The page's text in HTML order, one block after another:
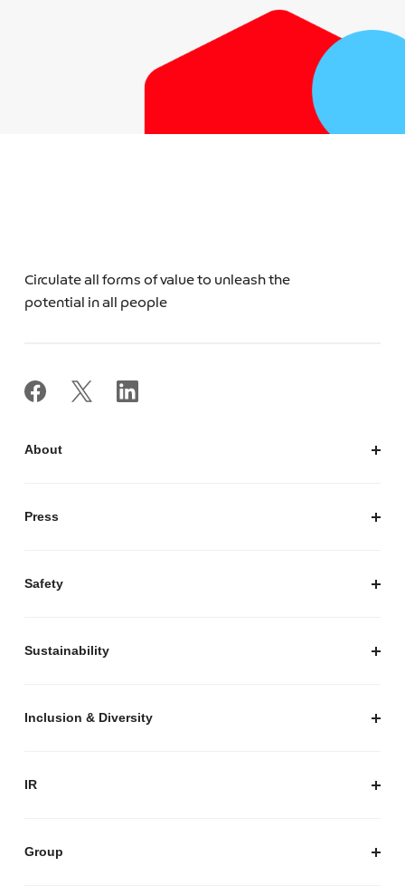
Circulate all forms of value to unleash the
potential in all people
About
Press
Safety
Sustainability
Inclusion & Diversity
IR
Group